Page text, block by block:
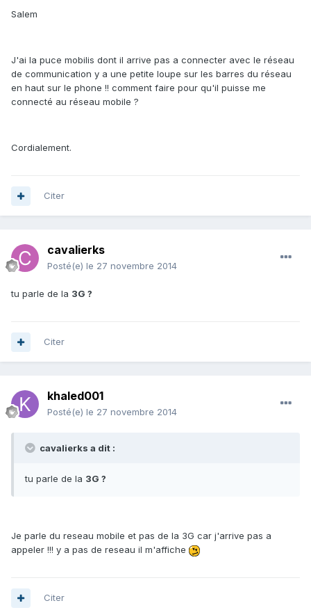
Salem
J'ai la puce mobilis dont il arrive pas a connecter avec le réseau
de communication y a une petite loupe sur les barres du réseau
en haut sur le phone !! comment faire pour qu'il puisse me
connecté au réseau mobile ?
Cordialement.
Citer
cavalierks
Posté(e) le 27 novembre 2014
tu parle de la 3G ?
Citer
khaled001
Posté(e) le 27 novembre 2014
cavalierks a dit :
tu parle de la 3G ?
Je parle du reseau mobile et pas de la 3G car j'arrive pas a
appeler !!! y a pas de reseau il m'affiche
Citer